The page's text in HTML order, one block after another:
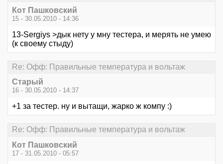
Кот Пашковский
15 - 30.05.2010 - 14:36
13-Sergiys >дык нету у мну тестера, и мерять не умею
(к своему стыду)
Re: Офф: Правильные температура и вольтаж
Старый
16 - 30.05.2010 - 14:37
+1 за тестер. ну и вытащи, жарко ж компу :)
Re: Офф: Правильные температура и вольтаж
Кот Пашковский
17 - 31.05.2010 - 05:57